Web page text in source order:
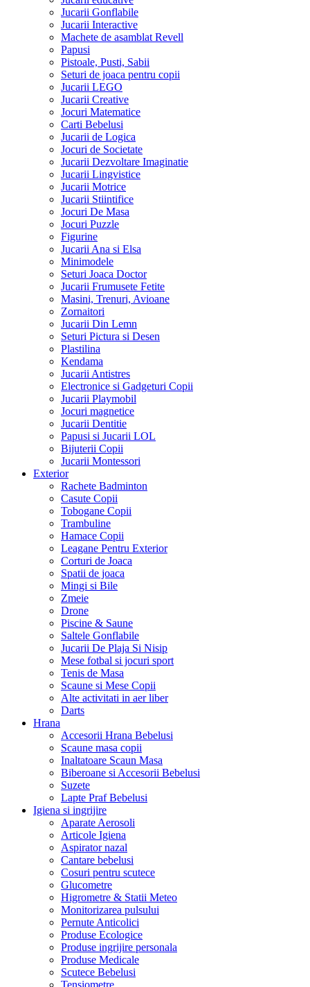
Jucarii Gonflabile
Jucarii Interactive
Machete de asamblat Revell
Papusi
Pistoale, Pusti, Sabii
Seturi de joaca pentru copii
Jucarii LEGO
Jucarii Creative
Jocuri Matematice
Carti Bebelusi
Jucarii de Logica
Jocuri de Societate
Jucarii Dezvoltare Imaginatie
Jucarii Lingvistice
Jucarii Motrice
Jucarii Stiintifice
Jocuri De Masa
Jocuri Puzzle
Figurine
Jucarii Ana si Elsa
Minimodele
Seturi Joaca Doctor
Jucarii Frumusete Fetite
Masini, Trenuri, Avioane
Zornaitori
Jucarii Din Lemn
Seturi Pictura si Desen
Plastilina
Kendama
Jucarii Antistres
Electronice si Gadgeturi Copii
Jucarii Playmobil
Jocuri magnetice
Jucarii Dentitie
Papusi si Jucarii LOL
Bijuterii Copii
Jucarii Montessori
Exterior
Rachete Badminton
Casute Copii
Tobogane Copii
Trambuline
Hamace Copii
Leagane Pentru Exterior
Corturi de Joaca
Spatii de joaca
Mingi si Bile
Zmeie
Drone
Piscine & Saune
Saltele Gonflabile
Jucarii De Plaja Si Nisip
Mese fotbal si jocuri sport
Tenis de Masa
Scaune si Mese Copii
Alte activitati in aer liber
Darts
Hrana
Accesorii Hrana Bebelusi
Scaune masa copii
Inaltatoare Scaun Masa
Biberoane si Accesorii Bebelusi
Suzete
Lapte Praf Bebelusi
Igiena si ingrijire
Aparate Aerosoli
Articole Igiena
Aspirator nazal
Cantare bebelusi
Cosuri pentru scutece
Glucometre
Higrometre & Statii Meteo
Monitorizarea pulsului
Pernute Anticolici
Produse Ecologice
Produse ingrijire personala
Produse Medicale
Scutece Bebelusi